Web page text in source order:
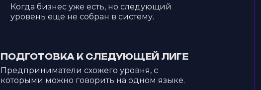
Когда бизнес уже есть, но следующий
уровень еще не собран в систему.
ПОДГОТОВКА К СЛЕДУЮЩЕЙ ЛИГЕ
Предприниматели схожего уровня, с
которыми можно говорить на одном языке.